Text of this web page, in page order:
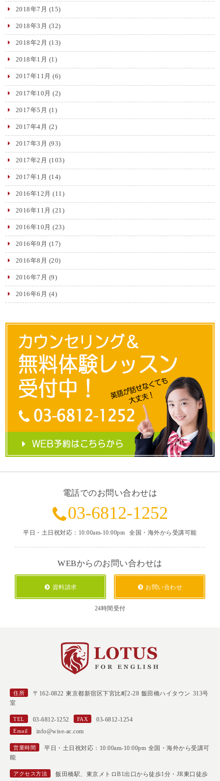
2018年7月 (15)
2018年3月 (32)
2018年2月 (13)
2018年1月 (1)
2017年11月 (6)
2017年10月 (2)
2017年5月 (1)
2017年4月 (2)
2017年3月 (93)
2017年2月 (103)
2017年1月 (14)
2016年12月 (11)
2016年11月 (21)
2016年10月 (23)
2016年9月 (17)
2016年8月 (20)
2016年7月 (9)
2016年6月 (4)
電話でのお問い合わせは
03-6812-1252
平日・土日祝対応：10:00am-10:00pm全国・海外から受講可能
WEBからのお問い合わせは
資料請求 お問い合わせ
24時間受付
住所
〒162-0822 東京都新宿区下宮比町2-28 飯田橋ハイタウン 313号
室
TEL 03-6812-1252 FAX 03-6812-1254
Email info@wise-ac.com
営業時間
平日・土日祝対応：10:00am-10:00pm 全国・海外から受講可
能
アクセス方法
飯田橋駅、東京メトロB1出口から徒歩1分・JR東口徒歩